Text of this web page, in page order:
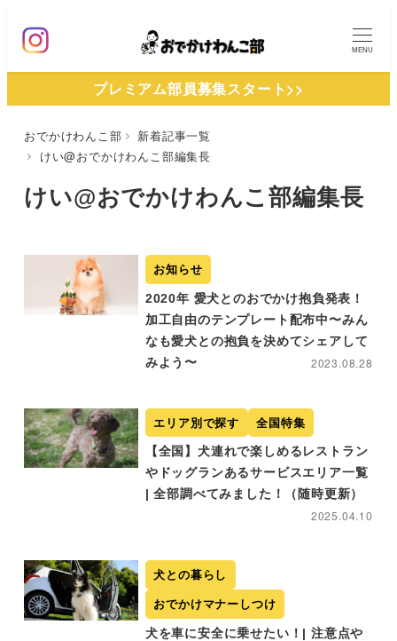
ン
MENU
プレミアム部員募集スタート>>
おでかけわんこ部
新着記事一覧
けい@おでかけわんこ部編集長
けい@おでかけわんこ部編集長
お知らせ
2020年 愛犬とのおでかけ抱負発表！
加工自由のテンプレート配布中〜みん
なも愛犬との抱負を決めてシェアして
みよう〜
2023.08.28
エリア別で探す 全国特集
【全国】犬連れで楽しめるレストラン
やドッグランあるサービスエリア一覧
| 全部調べてみました！（随時更新）
2025.04.10
犬との暮らし
おでかけマナーしつけ
犬を車に安全に乗せたい！| 注意点や